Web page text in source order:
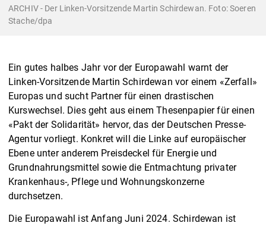
ARCHIV - Der Linken-Vorsitzende Martin Schirdewan. Foto: Soeren
Stache/dpa
Ein gutes halbes Jahr vor der Europawahl warnt der
Linken-Vorsitzende Martin Schirdewan vor einem «Zerfall»
Europas und sucht Partner für einen drastischen
Kurswechsel. Dies geht aus einem Thesenpapier für einen
«Pakt der Solidarität» hervor, das der Deutschen Presse-
Agentur vorliegt. Konkret will die Linke auf europäischer
Ebene unter anderem Preisdeckel für Energie und
Grundnahrungsmittel sowie die Entmachtung privater
Krankenhaus-, Pflege und Wohnungskonzerne
durchsetzen.
Die Europawahl ist Anfang Juni 2024. Schirdewan ist